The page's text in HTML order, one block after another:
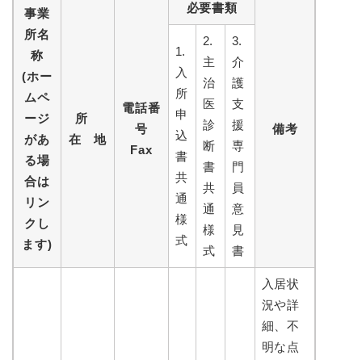
事業
所名
称
(ホー
ムペ
ージ
があ
る場
合は
リン
クし
ます)
所
在 地
電話番
号
Fax
必要書類
備考
1.
入
所
申
込
書
共
通
様
式
2.
主
治
医
診
断
書
共
通
様
式
3.
介
護
支
援
専
門
員
意
見
書
入居状
況や詳
細、不
明な点